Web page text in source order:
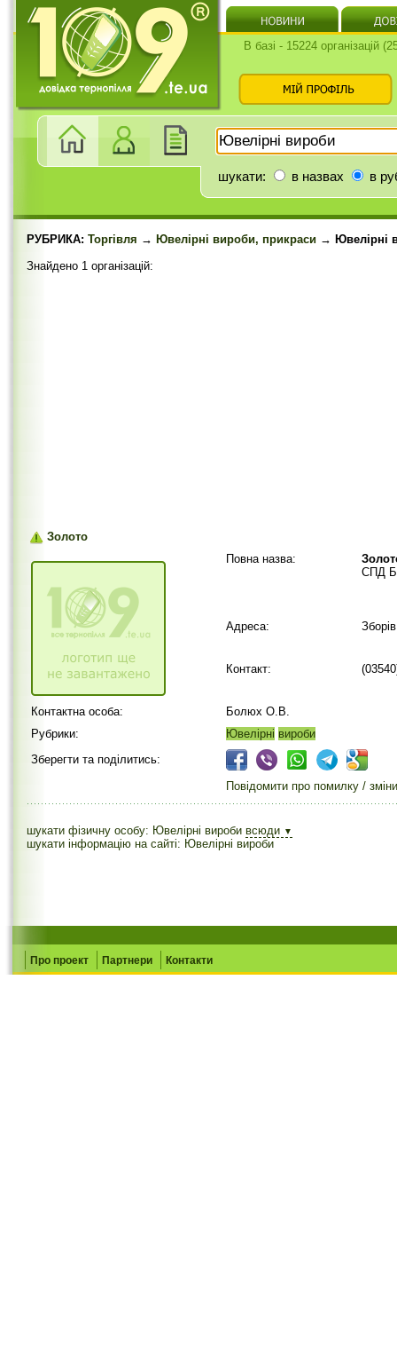
В базі - 15224 організацій
шукати: в назвах в
РУБРИКА: Торгівля → Ювелірні вироби, прикраси → Ювелірні
Знайдено 1 організацій:
Золото
Повна назва:
СПД
Адреса:
Контакт:
Контактна особа:
Болюх О.В.
Рубрики:
Ювелірні вироби
Зберегти та поділитись:
Повідомити про помилку / зміни
шукати фізичну особу: Ювелірні вироби всюди ▼
шукати інформацію на сайті: Ювелірні вироби
Про проект Партнери Контакти